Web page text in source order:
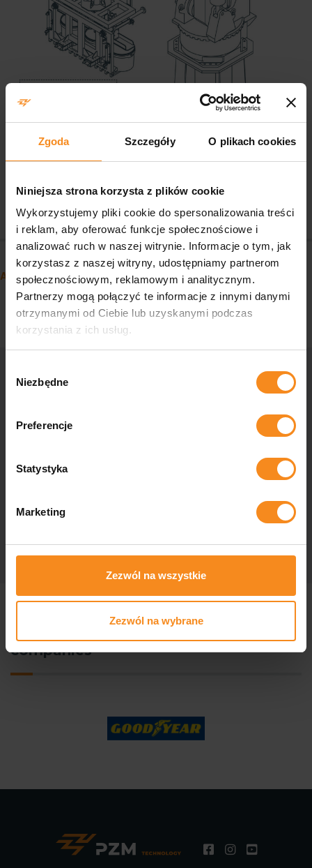
Zgoda Szczegóły O plikach cookies
Niniejsza strona korzysta z plików cookie
Wykorzystujemy pliki cookie do spersonalizowania treści
i reklam, aby oferować funkcje społecznościowe i
analizować ruch w naszej witrynie. Informacje o tym, jak
korzystasz z naszej witryny, udostępniamy partnerom
społecznościowym, reklamowym i analitycznym.
Partnerzy mogą połączyć te informacje z innymi danymi
otrzymanymi od Ciebie lub uzyskanymi podczas
korzystania z ich usług.
zgody
Niezbędne
Preferencje
Statystyka
Marketing
Zezwól na wszystkie
Zezwól na wybrane
Post navigation
Concrete block gripper
Automation of the rolling mill with the unit
Are you wondering if your company can be more automated, do
you need tailor-made industrial solutions or do you have
questions for us? Contact us and our specialists will help you
companies